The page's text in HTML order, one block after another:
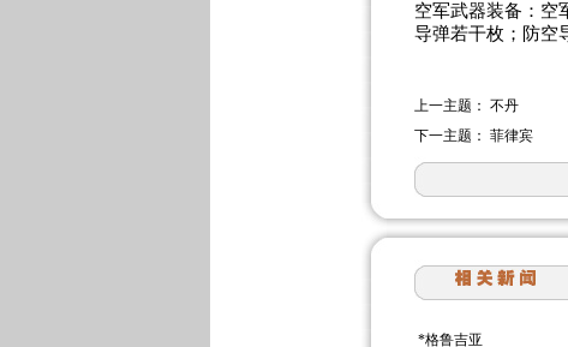
空军武器装备：空
导弹若干枚；防空
上一主题： 不丹
下一主题： 菲律宾
*格鲁吉亚